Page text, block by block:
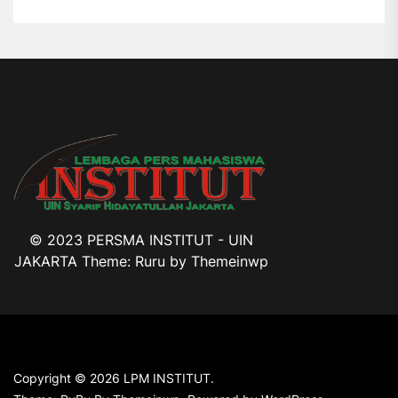
© 2023 PERSMA INSTITUT - UIN
JAKARTA Theme: Ruru by Themeinwp
Copyright © 2026 LPM INSTITUT.